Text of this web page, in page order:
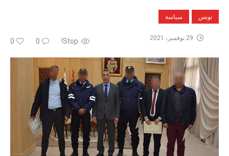
تونس سياسة
Stop!
0
0 29 نوفمبر، 2021